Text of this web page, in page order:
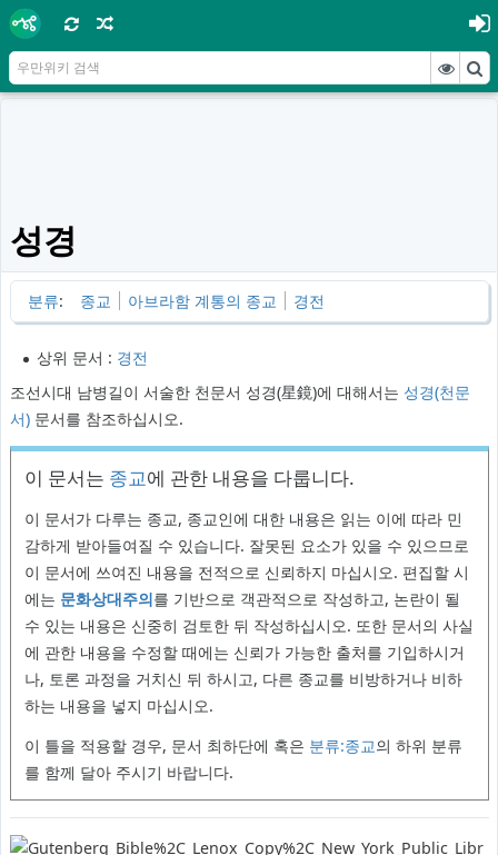
성경
분류: 종교 아브라함 계통의 종교 경전
상위 문서 : 경전
조선시대 남병길이 서술한 천문서 성경(星鏡)에 대해서는 성경(천문
서)문서를 참조하십시오.
이 문서는 종교에 관한 내용을 다룹니다.
이 문서가 다루는 종교, 종교인에 대한 내용은 읽는 이에 따라 민
감하게 받아들여질 수 있습니다. 잘못된 요소가 있을 수 있으므로
이 문서에 쓰여진 내용을 전적으로 신뢰하지 마십시오. 편집할 시
에는 문화상대주의를 기반으로 객관적으로 작성하고, 논란이 될
수 있는 내용은 신중히 검토한 뒤 작성하십시오. 또한 문서의 사실
에 관한 내용을 수정할 때에는 신뢰가 가능한 출처를 기입하시거
나, 토론 과정을 거치신 뒤 하시고, 다른 종교를 비방하거나 비하
하는 내용을 넣지 마십시오.
이 틀을 적용할 경우, 문서 최하단에 혹은 분류:종교의 하위 분류
를 함께 달아 주시기 바랍니다.